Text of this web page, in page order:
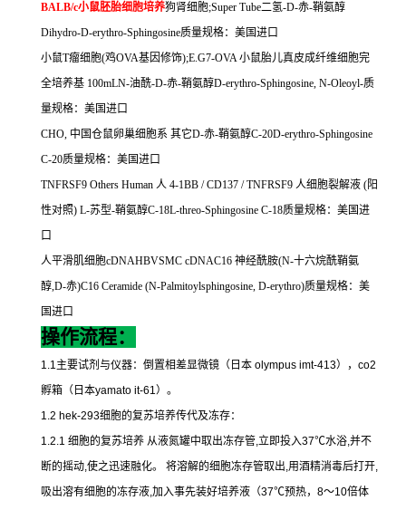
BALB/c小鼠胚胎细胞培养狗肾细胞;Super Tube二氢-D-赤-鞘氨醇
Dihydro-D-erythro-Sphingosine质量规格：美国进口
小鼠T瘤细胞(鸡OVA基因修饰);E.G7-OVA小鼠胎儿真皮成纤维细胞完
全培养基 100mLN-油酰-D-赤-鞘氨醇D-erythro-Sphingosine, N-Oleoyl-质
量规格：美国进口
CHO, 中国仓鼠卵巢细胞系 其它D-赤-鞘氨醇C-20D-erythro-Sphingosine
C-20质量规格：美国进口
TNFRSF9 Others Human 人 4-1BB / CD137 / TNFRSF9 人细胞裂解液 (阳
性对照) L-苏型-鞘氨醇C-18L-threo-Sphingosine C-18质量规格：美国进
口
人平滑肌细胞cDNAHBVSMC cDNAC16 神经酰胺(N-十六烷酰鞘氨
醇,D-赤)C16 Ceramide (N-Palmitoylsphingosine, D-erythro)质量规格：美
国进口
操作流程：
1.1主要试剂与仪器：倒置相差显微镜（日本 olympus imt-413）， co2
孵箱（日本yamato it-61）。
1.2 hek-293细胞的复苏培养传代及冻存：
1.2.1 细胞的复苏培养 从液氮罐中取出冻存管,立即投入37℃水浴,并不
断的摇动,使之迅速融化。 将溶解的细胞冻存管取出,用酒精消毒后打开,
吸出溶有细胞的冻存液,加入事先装好培养液（37℃预热， 8～10倍体